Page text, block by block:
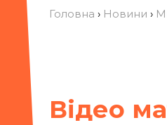
Головна › Новини ›
Вiдео